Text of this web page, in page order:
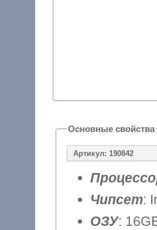
Основные свойства
Артикул: 190842
Чипсет:
ОЗУ: